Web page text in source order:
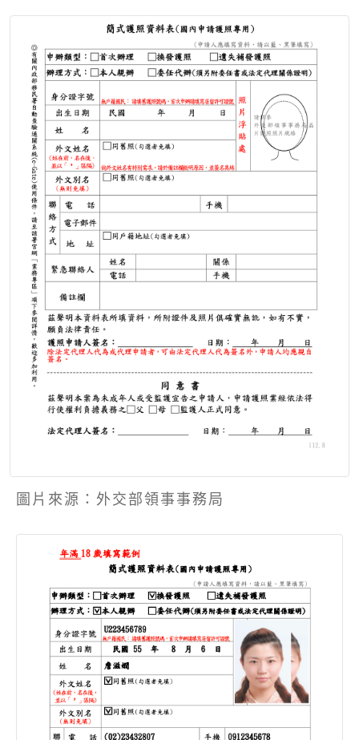
圖片來源：外交部領事事務局